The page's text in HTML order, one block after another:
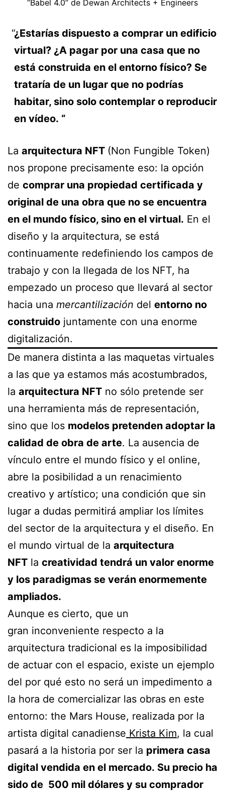
“Babel 4.0” de Dewan Architects + Engineers
¿Estarías dispuesto a comprar un edificio
virtual? ¿A pagar por una casa que no
está construida en el entorno físico? Se
trataría de un lugar que no podrías
habitar, sino solo contemplar o reproducir
en vídeo. “
La arquitectura NFT (Non Fungible Token)
nos propone precisamente eso: la opción
de comprar una propiedad certificada y
original de una obra que no se encuentra
en el mundo físico, sino en el virtual. En el
diseño y la arquitectura, se está
continuamente redefiniendo los campos de
trabajo y con la llegada de los NFT, ha
empezado un proceso que llevará al sector
hacia una mercantilización del entorno no
construido juntamente con una enorme
digitalización.
De manera distinta a las maquetas virtuales
a las que ya estamos más acostumbrados,
la arquitectura NFT no sólo pretende ser
una herramienta más de representación,
sino que los modelos pretenden adoptar la
calidad de obra de arte. La ausencia de
vínculo entre el mundo físico y el online,
abre la posibilidad a un renacimiento
creativo y artístico; una condición que sin
lugar a dudas permitirá ampliar los límites
del sector de la arquitectura y el diseño. En
el mundo virtual de la arquitectura
NFT la creatividad tendrá un valor enorme
y los paradigmas se verán enormemente
ampliados.
Aunque es cierto, que un
gran inconveniente respecto a la
arquitectura tradicional es la imposibilidad
de actuar con el espacio, existe un ejemplo
del por qué esto no será un impedimento a
la hora de comercializar las obras en este
entorno: the Mars House, realizada por la
artista digital canadiense Krista Kim, la cual
pasará a la historia por ser la primera casa
digital vendida en el mercado. Su precio ha
sido de 500 mil dólares y su comprador